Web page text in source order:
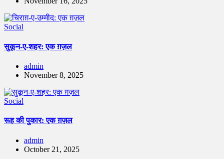
Social
सुकून-ए-शहर: एक ग़ज़ल
admin
November 8, 2025
Social
रूह की पुकार: एक ग़ज़ल
admin
October 21, 2025